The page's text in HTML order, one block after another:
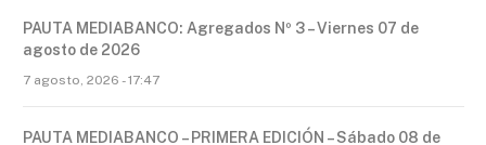
PAUTA MEDIABANCO: Agregados Nº 3 – Viernes 07 de
agosto de 2026
7 agosto, 2026 - 17:47
PAUTA MEDIABANCO – PRIMERA EDICIÓN – Sábado 08 de